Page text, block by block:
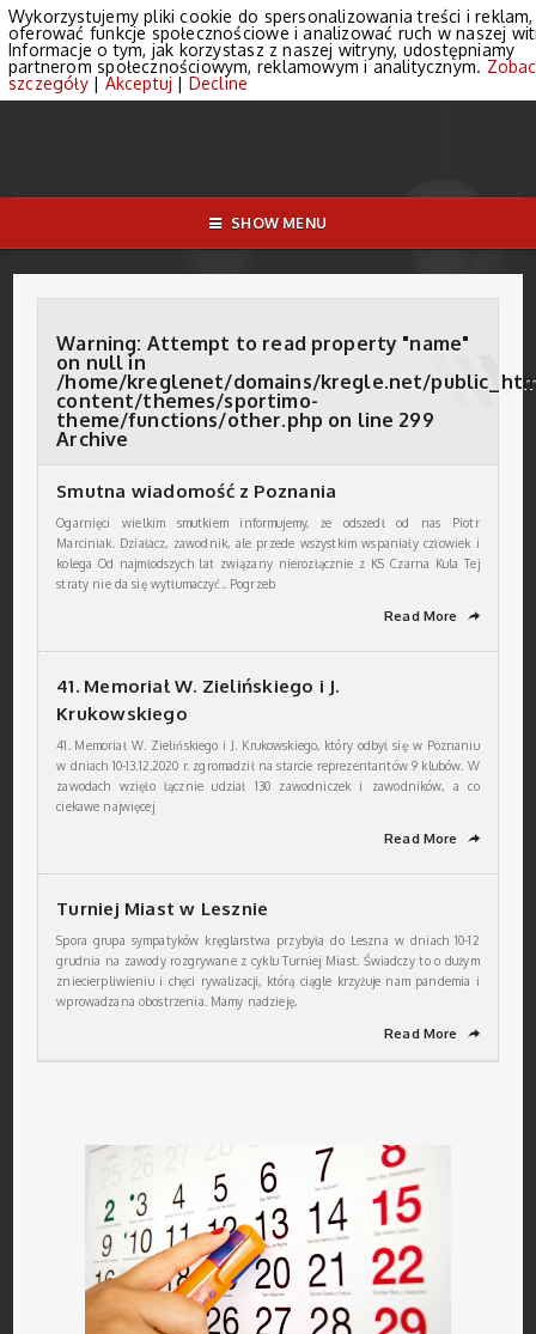
SHOW MENU
Warning: Attempt to read property "name"
on null in
/home/kreglenet/domains/kregle.net/
content/themes/sportimo-
theme/functions/other.php on line 299
Archive
Smutna wiadomość z Poznania
Ogarnięci wielkim smutkiem informujemy, że odszedł od nas Piotr
Marciniak. Działacz, zawodnik, ale przede wszystkim wspaniały człowiek i
kolega Od najmłodszych lat związany nierozłącznie z KS Czarna Kula Tej
straty nie da się wytłumaczyć.. Pogrzeb
Read More ➦
41. Memoriał W. Zielińskiego i J.
Krukowskiego
41. Memoriał W. Zielińskiego i J. Krukowskiego, który odbył się w Poznaniu
w dniach 10-13.12.2020 r. zgromadził na starcie reprezentantów 9 klubów. W
zawodach wzięło łącznie udział 130 zawodniczek i zawodników, a co
ciekawe najwięcej
Read More ➦
Turniej Miast w Lesznie
Spora grupa sympatyków kręglarstwa przybyła do Leszna w dniach 10-12
grudnia na zawody rozgrywane z cyklu Turniej Miast. Świadczy to o dużym
zniecierpliwieniu i chęci rywalizacji, którą ciągle krzyżuje nam pandemia i
wprowadzana obostrzenia. Mamy nadzieję,
Read More ➦
Wykorzystujemy pliki cookie do spersonalizowania treści i
oferować funkcje społecznościowe i analizować ruch w naszej
Informacje o tym, jak korzystasz z naszej witryny, udostępniamy
partnerom społecznościowym, reklamowym i analitycznym.
szczegóły| Akceptuj | Decline